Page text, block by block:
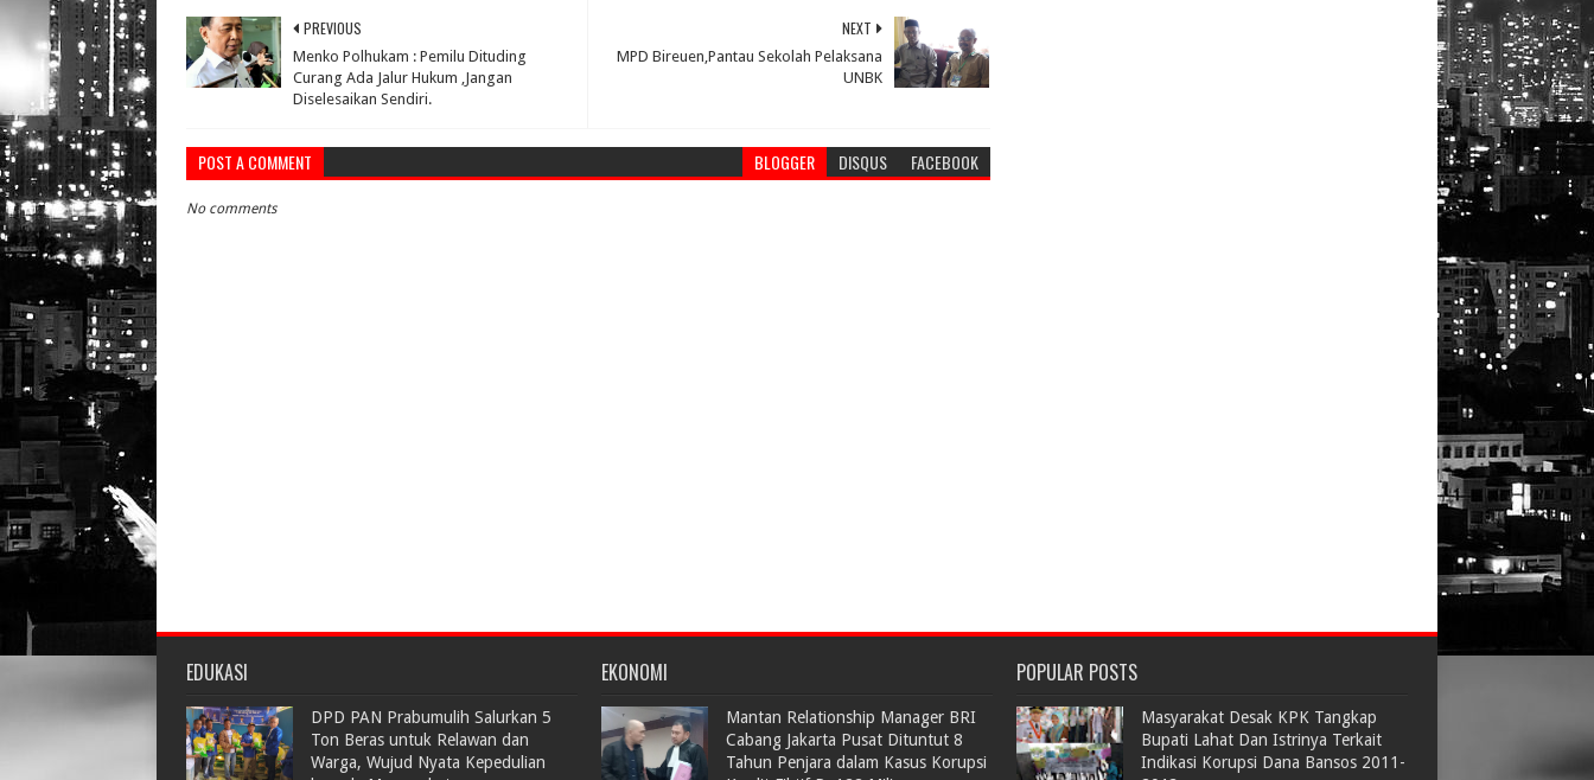
NEXT
MPD Bireuen,Pantau Sekolah Pelaksana
UNBK
PREVIOUS
Menko Polhukam : Pemilu Dituding
Curang Ada Jalur Hukum ,Jangan
Diselesaikan Sendiri.
POST A COMMENT BLOGGER DISQUS FACEBOOK
No comments
EDUKASI
DPD PAN Prabumulih Salurkan 5
Ton Beras untuk Relawan dan
Warga, Wujud Nyata Kepedulian
EKONOMI
Mantan Relationship Manager BRI
Cabang Jakarta Pusat Dituntut 8
Tahun Penjara dalam Kasus Korupsi
POPULAR POSTS
Masyarakat Desak KPK Tangkap
Bupati Lahat Dan Istrinya Terkait
Indikasi Korupsi Dana Bansos 2011-